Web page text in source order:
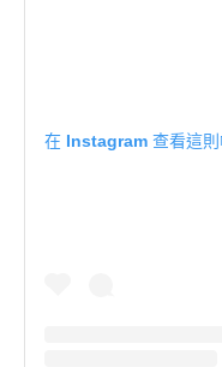
在 Instagram 查看這則